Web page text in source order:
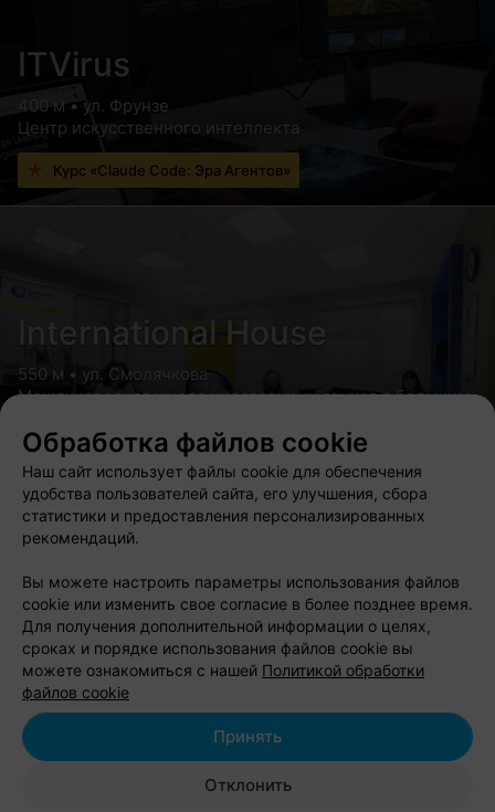
ITVirus
400 м • ул. Фрунзе
Центр искусственного интеллекта
Курс «Claude Code: Эра Агентов»
International House
550 м • ул. Смолячкова
Международная школа иностранных языков с большим
теоретическими материалами
QUVALDA
800 м • ул. Куйбышева
Игровое пространство
Акция «Специальное предложение в честь 10-летия»
Показать ещё
Обработка файлов cookie
Наш сайт использует файлы cookie для обеспечения
удобства пользователей сайта, его улучшения, сбора
статистики и предоставления персонализированных
рекомендаций.
Вы можете настроить параметры использования файлов
cookie или изменить свое согласие в более позднее время.
Для получения дополнительной информации о целях,
сроках и порядке использования файлов cookie вы
можете ознакомиться с нашей Политикой обработки
файлов cookie
Отклонить
Принять